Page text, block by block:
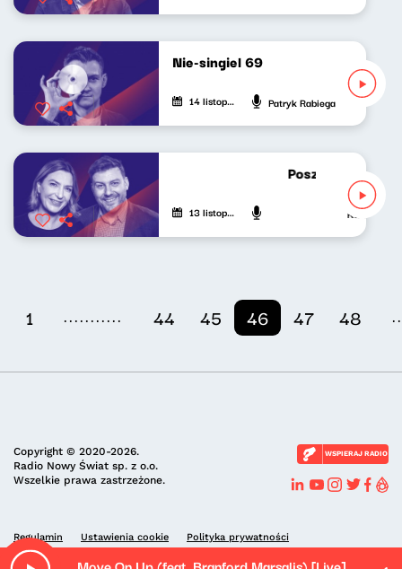
Nie-singiel 69
14 listopada 2024 Patryk Rabiega
Poszukiwacze
13 listopada 2024 Katarzyna
1 ........... 44 45 46 47 48
Copyright © 2020-2026.
Radio Nowy Świat sp. z o.o.
Wszelkie prawa zastrzeżone.
WSPIERAJ RADIO
Regulamin Ustawienia cookie Polityka prywatności